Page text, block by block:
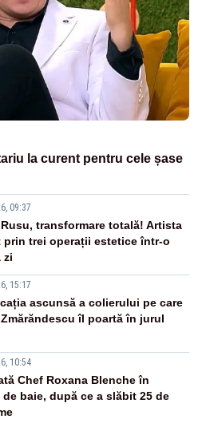
la curent pentru cele șase
09:37
transformare totală! Artista
prin trei operații estetice într-o
zi
15:17
ascunsă a colierului pe care
îl poartă în jurul
10:54
Chef Roxana Blenche în
baie, după ce a slăbit 25 de